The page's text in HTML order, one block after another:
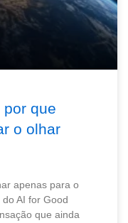
que
o olhar
apenas para o
AI for Good
que ainda